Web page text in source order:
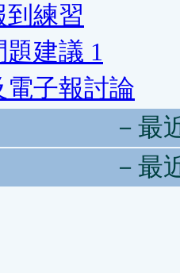
到練習
題建議 1
電子報討論
－最
－最